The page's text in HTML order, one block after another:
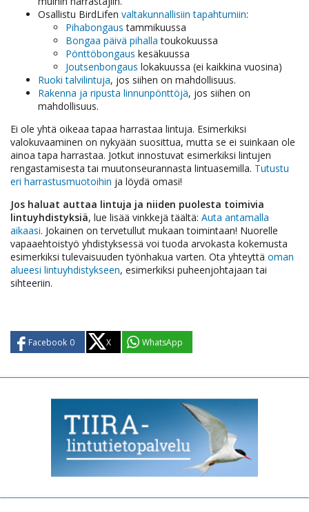
Osallistu BirdLifen valtakunnallisiin tapahtumiin:
Pihabongaus tammikuussa
Bongaa päivä pihalla toukokuussa
Pönttöbongaus kesäkuussa
Joutsenbongaus lokakuussa (ei kaikkina vuosina)
Ruoki talvilintuja, jos siihen on mahdollisuus.
Rakenna ja ripusta linnunpönttöjä, jos siihen on
mahdollisuus.
Ei ole yhtä oikeaa tapaa harrastaa lintuja. Esimerkiksi
valokuvaaminen on nykyään suosittua, mutta se ei suinkaan ole
ainoa tapa harrastaa. Jotkut innostuvat esimerkiksi lintujen
rengastamisesta tai muutonseurannasta lintuasemilla. Tutustu
eri harrastusmuotoihin ja löydä omasi!
Jos haluat auttaa lintuja ja niiden puolesta toimivia
lintuyhdistyksiä, lue lisää vinkkejä täältä: Auta antamalla
aikaasi. Jokainen on tervetullut mukaan toimintaan! Nuorelle
vapaaehtoistyö yhdistyksessä voi tuoda arvokasta kokemusta
esimerkiksi tulevaisuuden työnhakua varten. Ota yhteyttä oman
alueesi lintuyhdistykseen, esimerkiksi puheenjohtajaan tai
sihteeriin.
Facebook 0 X WhatsApp